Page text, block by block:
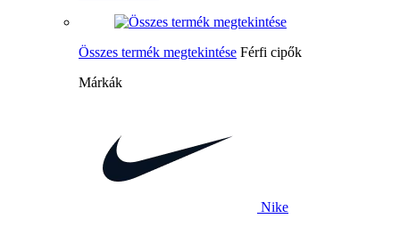
Összes termék megtekintése Férfi cipők
Márkák
Nike